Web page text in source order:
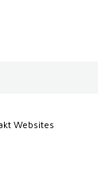
Websites